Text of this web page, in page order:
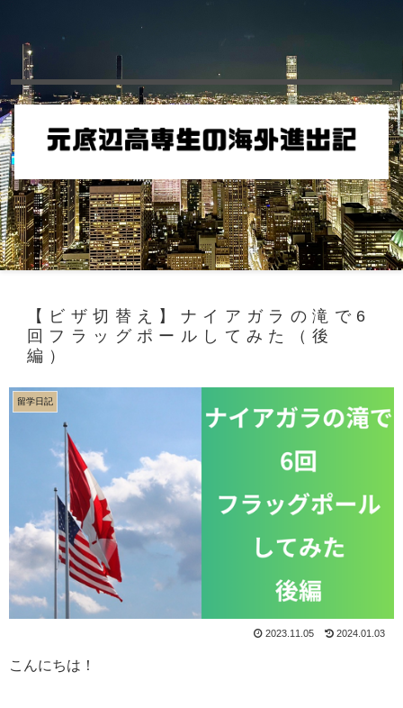
【ビザ切替え】ナイアガラの滝で6
回フラッグポールしてみた（後
編）
留学日記
2023.11.05 2024.01.03
こんにちは！